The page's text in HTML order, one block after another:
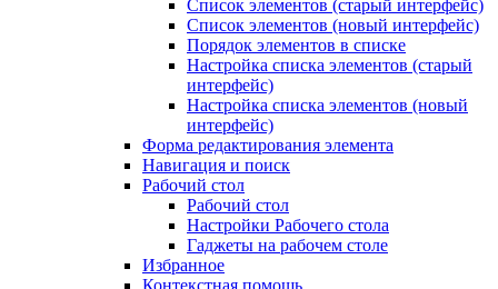
Список элементов (старый интерфейс)
Список элементов (новый интерфейс)
Порядок элементов в списке
Настройка списка элементов (старый
интерфейс)
Настройка списка элементов (новый
интерфейс)
Форма редактирования элемента
Навигация и поиск
Рабочий стол
Рабочий стол
Настройки Рабочего стола
Гаджеты на рабочем столе
Избранное
Контекстная помощь